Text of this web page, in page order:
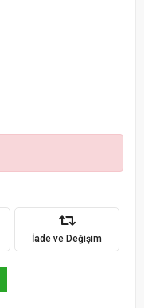
İade ve Değişim